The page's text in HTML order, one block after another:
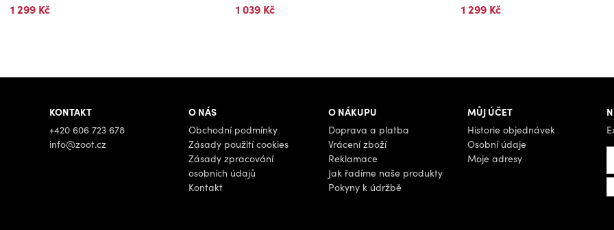
1 299 Kč 1 039 Kč 1 299 Kč
KONTAKT
+420 606 723 678
info@zoot.cz
O NÁS
Obchodní podmínky
Zásady použití cookies
Zásady zpracování
osobních údajů
Kontakt
O NÁKUPU
Doprava a platba
Vrácení zboží
Reklamace
Jak řadíme naše produkty
Pokyny k údržbě
MŮJ ÚČET
Historie objednávek
Osobní údaje
Moje adresy